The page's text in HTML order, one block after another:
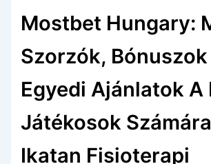
Mostbet Hungary:
Szorzók, Bónuszok
Egyedi Ajánlatok A
Játékosok
Ikatan Fisioterapi